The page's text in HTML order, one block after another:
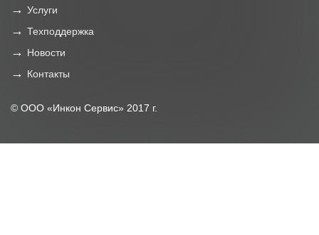
Услуги
Техподдержка
Новости
Контакты
© ООО «Инкон Сервис» 2017 г.